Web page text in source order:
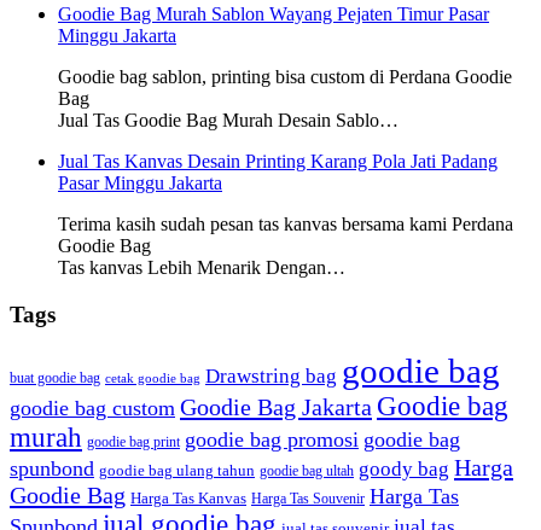
Goodie Bag Murah Sablon Wayang Pejaten Timur Pasar
Minggu Jakarta
Goodie bag sablon, printing bisa custom di Perdana Goodie
Bag
Jual Tas Goodie Bag Murah Desain Sablo…
Jual Tas Kanvas Desain Printing Karang Pola Jati Padang
Pasar Minggu Jakarta
Terima kasih sudah pesan tas kanvas bersama kami Perdana
Goodie Bag
Tas kanvas Lebih Menarik Dengan…
Tags
buat goodie bag cetak goodie bag Drawstring bag goodie bag
goodie bag custom Goodie Bag Jakarta Goodie bag
murah goodie bag print goodie bag promosi goodie bag
spunbond goodie bag ulang tahun goodie bag ultah goody bag Harga
Goodie Bag Harga Tas Kanvas Harga Tas Souvenir Harga Tas